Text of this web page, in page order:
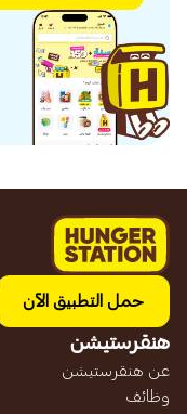
حمل التطبيق الآن
هنقرستيشن
عن هنقرستيشن
وظائف